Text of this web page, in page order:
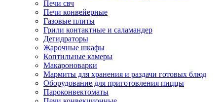
Печи свч
Печи конвейерные
Газовые плиты
Грили контактные и саламандер
Дегидраторы
Жарочные шкафы
Коптильные камеры
Макароноварки
Мармиты для хранения и раздачи готовых блюд
Оборудование для приготовления пиццы
Пароконвектоматы